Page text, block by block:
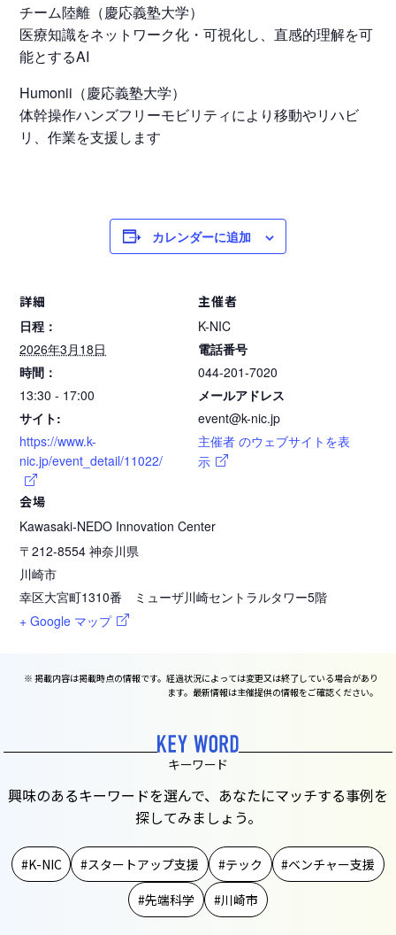
チーム陸離（慶応義塾大学）
医療知識をネットワーク化・可視化し、直感的理解を可
能とするAI
Humonii（慶応義塾大学）
体幹操作ハンズフリーモビリティにより移動やリハビ
リ、作業を支援します
カレンダーに追加
詳細
日程：
2026年3月18日
時間：
13:30 - 17:00
サイト:
https://www.k-
nic.jp/event_detail/11022/
会場
Kawasaki-NEDO Innovation Center
〒212-8554 神奈川県
川崎市
幸区大宮町1310番 ミューザ川崎セントラルタワー5階
+ Google マップ
主催者
K-NIC
電話番号
044-201-7020
メールアドレス
event@k-nic.jp
主催者 のウェブサイトを表
示
※ 掲載内容は掲載時点の情報です。経過状況によっては変更又は終了している場合があり
ます。最新情報は主催提供の情報をご確認ください。
キーワード
興味のあるキーワードを選んで、あなたにマッチする事例を
探してみましょう。
K-NIC スタートアップ支援 テック
ベンチャー支援
先端科学
川崎市